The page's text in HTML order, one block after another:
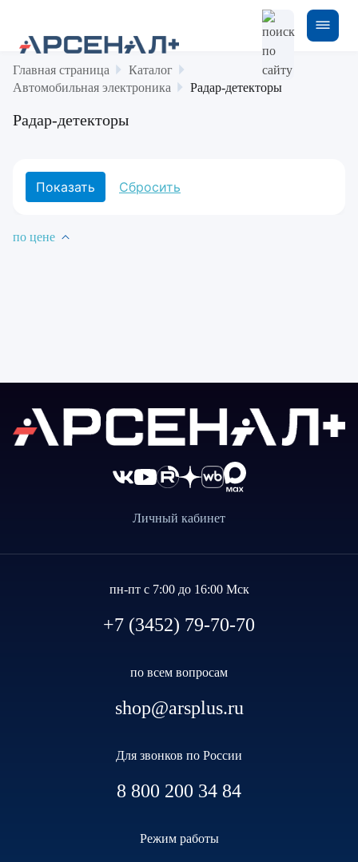
Главная страница
Каталог
Автомобильная электроника
Радар-детекторы
Радар-детекторы
по цене
Личный кабинет
пн-пт с 7:00 до 16:00 Мск
+7 (3452) 79-70-70
по всем вопросам
shop@arsplus.ru
Для звонков по России
8 800 200 34 84
Режим работы